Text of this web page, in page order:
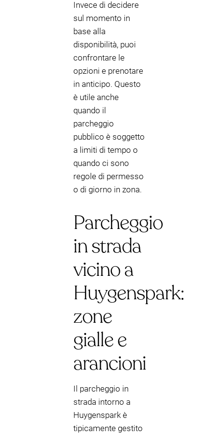
Invece di decidere
sul momento in
base alla
disponibilità, puoi
confrontare le
opzioni e prenotare
in anticipo. Questo
è utile anche
quando il
parcheggio
pubblico è soggetto
a limiti di tempo o
quando ci sono
regole di permesso
o di giorno in zona.
Parcheggio
in strada
vicino a
Huygenspark:
zone
gialle e
arancioni
Il parcheggio in
strada intorno a
Huygenspark è
tipicamente gestito